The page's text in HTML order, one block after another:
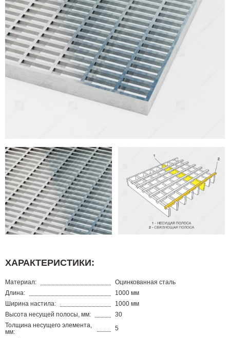
ХАРАКТЕРИСТИКИ:
Материал:
Оцинкованная сталь
Длина:
1000 мм
Ширина настила:
1000 мм
Высота несущей полосы, мм:
30
Толщина несущего элемента,
мм:
5